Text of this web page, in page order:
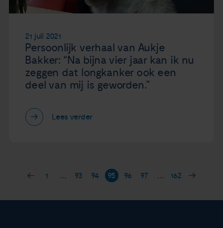
21 juli 2021
Persoonlijk verhaal van Aukje
Bakker: “Na bijna vier jaar kan ik nu
zeggen dat longkanker ook een
deel van mij is geworden.”
Lees verder
1 … 93 94 95 96 97 … 162